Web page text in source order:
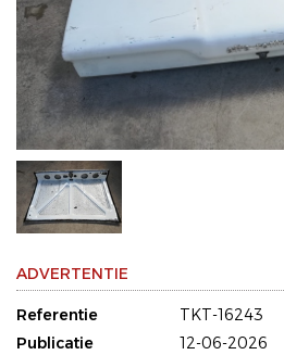
ADVERTENTIE
Referentie
TKT-16243
Publicatie
12-06-2026